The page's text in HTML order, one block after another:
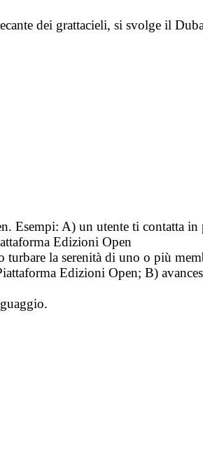
dei grattacieli, si svolge il
Esempi: A) un utente ti contatta
Edizioni Open
turbare la serenità di uno o più
Edizioni Open; B)